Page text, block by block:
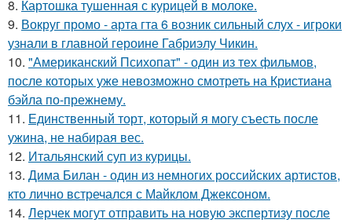
8. Картошка тушенная с курицей в молоке.
9. Вокруг промо - арта гта 6 возник сильный слух - игроки
узнали в главной героине Габриэлу Чикин.
10. "Американский Психопат" - один из тех фильмов,
после которых уже невозможно смотреть на Кристиана
бэйла по-прежнему.
11. Единственный торт, который я могу съесть после
ужина, не набирая вес.
12. Итальянский суп из курицы.
13. Дима Билан - один из немногих российских артистов,
кто лично встречался с Майклом Джексоном.
14. Лерчек могут отправить на новую экспертизу после